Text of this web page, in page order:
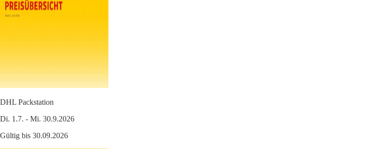
DHL Packstation
Di. 1.7. - Mi. 30.9.2026
Gültig bis 30.09.2026